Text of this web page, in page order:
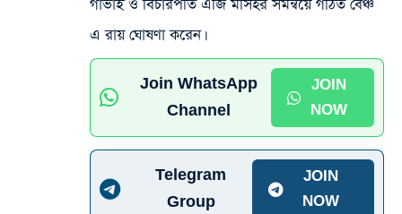
গাভাই ও বিচারপতি এজি মসিহর সমন্বয়ে গঠিত বেঞ্চ
এ রায় ঘোষণা করেন।
Join WhatsApp
Channel
JOIN
NOW
Telegram
Group
JOIN
NOW